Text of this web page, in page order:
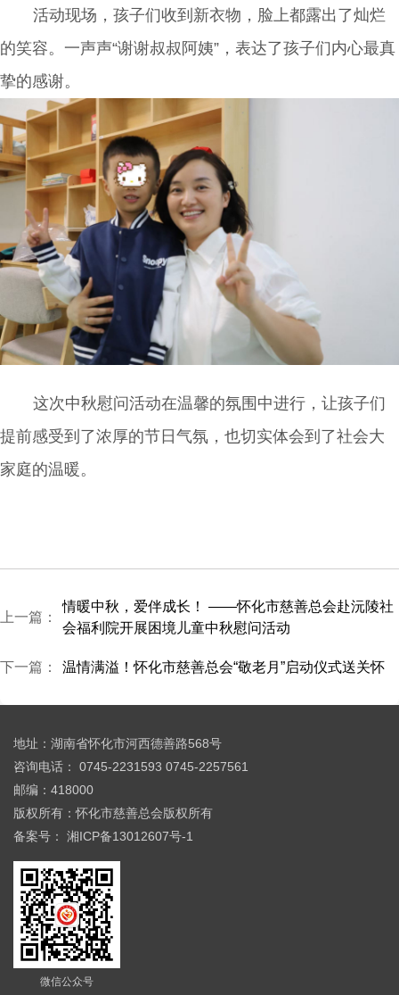
活动现场，孩子们收到新衣物 ，脸上都露出了灿烂
的笑容。一声声“谢谢叔叔阿姨”，表达了孩子们内心最真
挚的感谢。
这次中秋慰问活动在温馨的氛围中进行，让孩子们
提前感受到了浓厚的节日气氛，也切实体会到了社会大
家庭的温暖。
上一篇：
情暖中秋，爱伴成长！ ——怀化市慈善总会赴沅陵社
会福利院开展困境儿童中秋慰问活动
下一篇： 温情满溢！怀化市慈善总会“敬老月”启动仪式送关怀
地址：湖南省怀化市河西德善路568号
咨询电话： 0745-2231593 0745-2257561
邮编：418000
版权所有：怀化市慈善总会版权所有
备案号：
湘ICP备13012607号-1
微信公众号